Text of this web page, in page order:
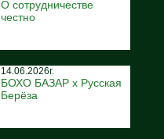
О сотрудничестве
честно
14.06.2026г.
БОХО БАЗАР x Русская
Берёза